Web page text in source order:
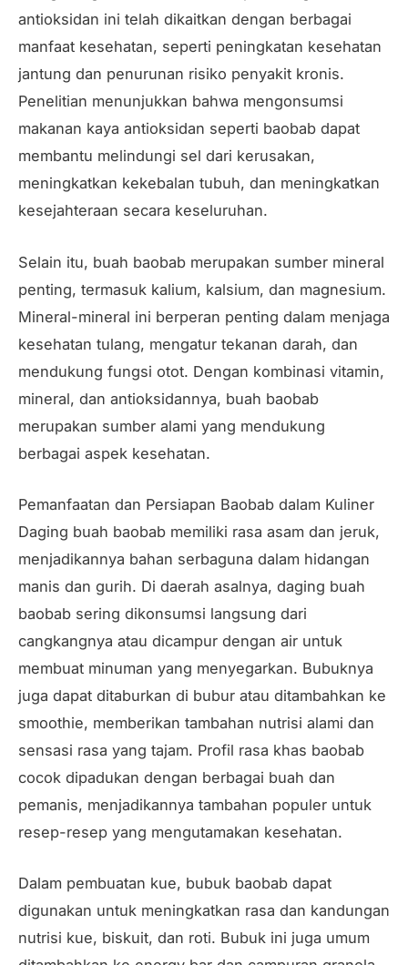
antioksidan ini telah dikaitkan dengan berbagai
manfaat kesehatan, seperti peningkatan kesehatan
jantung dan penurunan risiko penyakit kronis.
Penelitian menunjukkan bahwa mengonsumsi
makanan kaya antioksidan seperti baobab dapat
membantu melindungi sel dari kerusakan,
meningkatkan kekebalan tubuh, dan meningkatkan
kesejahteraan secara keseluruhan.
Selain itu, buah baobab merupakan sumber mineral
penting, termasuk kalium, kalsium, dan magnesium.
Mineral-mineral ini berperan penting dalam menjaga
kesehatan tulang, mengatur tekanan darah, dan
mendukung fungsi otot. Dengan kombinasi vitamin,
mineral, dan antioksidannya, buah baobab
merupakan sumber alami yang mendukung
berbagai aspek kesehatan.
Pemanfaatan dan Persiapan Baobab dalam Kuliner
Daging buah baobab memiliki rasa asam dan jeruk,
menjadikannya bahan serbaguna dalam hidangan
manis dan gurih. Di daerah asalnya, daging buah
baobab sering dikonsumsi langsung dari
cangkangnya atau dicampur dengan air untuk
membuat minuman yang menyegarkan. Bubuknya
juga dapat ditaburkan di bubur atau ditambahkan ke
smoothie, memberikan tambahan nutrisi alami dan
sensasi rasa yang tajam. Profil rasa khas baobab
cocok dipadukan dengan berbagai buah dan
pemanis, menjadikannya tambahan populer untuk
resep-resep yang mengutamakan kesehatan.
Dalam pembuatan kue, bubuk baobab dapat
digunakan untuk meningkatkan rasa dan kandungan
nutrisi kue, biskuit, dan roti. Bubuk ini juga umum